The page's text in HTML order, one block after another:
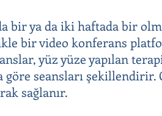
bir ya da iki haftada bir
bir video konferans
yüz yüze yapılan
göre seansları
sağlanır.